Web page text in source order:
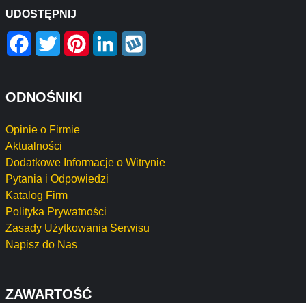
UDOSTĘPNIJ
Facebook
Twitter PinterestLinkedIn
ODNOŚNIKI
Opinie o Firmie
Aktualności
Dodatkowe Informacje o Witrynie
Pytania i Odpowiedzi
Katalog Firm
Polityka Prywatności
Zasady Użytkowania Serwisu
Napisz do Nas
ZAWARTOŚĆ